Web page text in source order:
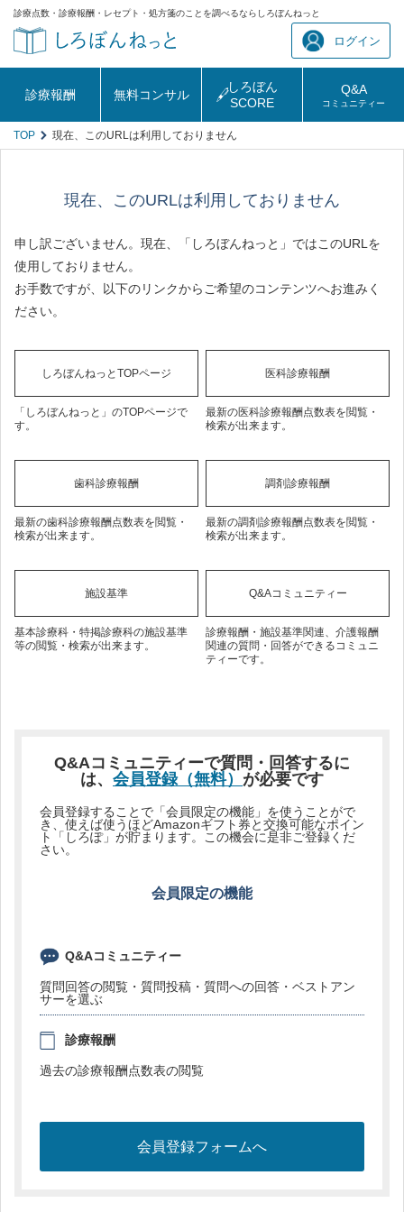
診療点数・診療報酬・レセプト・処方箋のことを調べるならしろぼんねっと
ログイン
診療報酬 無料コンサル
しろぼん
SCORE
Q&A
コミュニティー
TOP 現在、このURLは利用しておりません
現在、このURLは利用しておりません
申し訳ございません。現在、「しろぼんねっと」ではこのURLを
使用しておりません。
お手数ですが、以下のリンクからご希望のコンテンツへお進みく
ださい。
しろぼんねっとTOPページ
「しろぼんねっと」のTOPページで
す。
医科診療報酬
最新の医科診療報酬点数表を閲覧・
検索が出来ます。
歯科診療報酬
最新の歯科診療報酬点数表を閲覧・
検索が出来ます。
調剤診療報酬
最新の調剤診療報酬点数表を閲覧・
検索が出来ます。
施設基準
基本診療科・特掲診療科の施設基準
等の閲覧・検索が出来ます。
Q&Aコミュニティー
診療報酬・施設基準関連、介護報酬
関連の質問・回答ができるコミュニ
ティーです。
Q&Aコミュニティーで質問・回答するに
は、 会員登録（無料） が必要です
会員登録することで「会員限定の機能」を使うことがで
き、使えば使うほどAmazonギフト券と交換可能なポイン
ト「しろぽ」が貯まります。この機会に是非ご登録くだ
さい。
会員限定の機能
Q&Aコミュニティー
質問回答の閲覧・質問投稿・質問への回答・ベストアン
サーを選ぶ
診療報酬
過去の診療報酬点数表の閲覧
会員登録フォームへ